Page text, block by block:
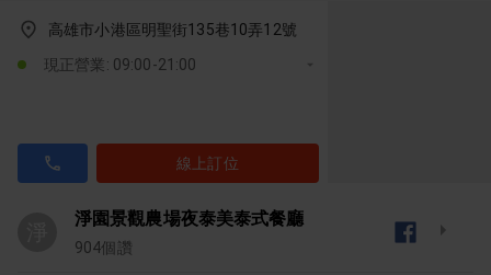
高雄市小港區明聖街135巷10弄12號
現正營業: 09:00-21:00
線上訂位
淨園景觀農場夜泰美泰式餐廳
904個讚